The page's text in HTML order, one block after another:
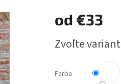
od €33
cena:
Zvoľte variant
Farba